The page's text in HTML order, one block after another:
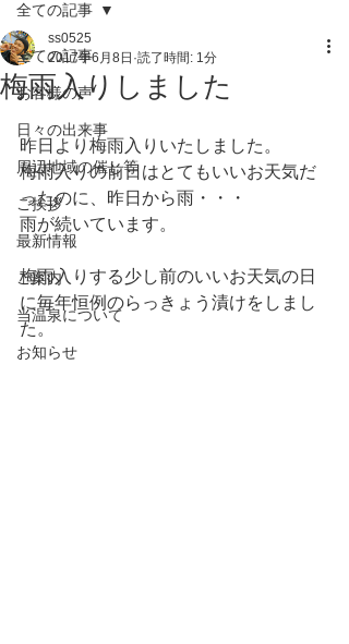
全ての記事
お客様の声
日々の出来事
周辺地域の催し等
ご挨拶
最新情報
ご案内
当温泉について
お知らせ
全ての記事
梅雨入りしました
ss0525
2017年6月8日 読了時間: 1分
昨日より梅雨入りいたしました。
梅雨入りの前日はとてもいいお天気だ
ったのに、昨日から雨・・・
雨が続いています。
梅雨入りする少し前のいいお天気の日
に毎年恒例のらっきょう漬けをしまし
た。